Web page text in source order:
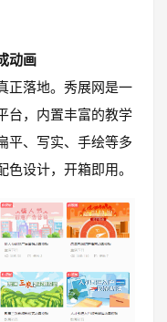
动画
正落地。秀展网是一
台，内置丰富的教学
平、写实、手绘等多
设计，开箱即用。